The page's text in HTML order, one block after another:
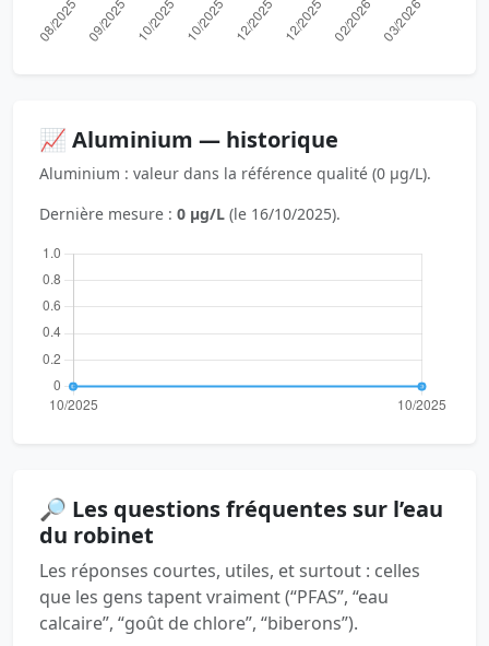
📈 Aluminium — historique
Aluminium : valeur dans la référence qualité (0 µg/L).
Dernière mesure : 0 µg/L (le 16/10/2025).
🔎 Les questions fréquentes sur l’eau
du robinet
Les réponses courtes, utiles, et surtout : celles
que les gens tapent vraiment (“PFAS”, “eau
calcaire”, “goût de chlore”, “biberons”).